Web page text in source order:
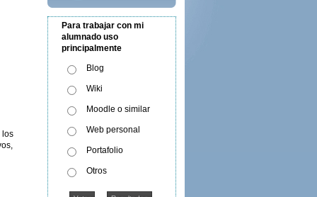
los
Para trabajar con mi
alumnado uso
principalmente
Blog
Wiki
Moodle o similar
Web personal
Portafolio
Otros